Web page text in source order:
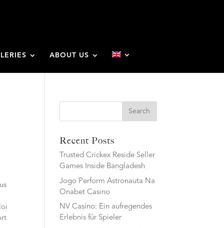
ABOUT US
Search
Recent Posts
Trusted Crickex Reside Seller
Games Inside Bangladesh
Jogo Perform Astronauta Na
Onabet Casino
NV Casino: Ein aufregendes
Erlebnis für Spieler